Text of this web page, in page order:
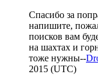
Спасибо за
напишите,
поисков вам
на шахтах и
тоже нужны--
2015 (UTC)